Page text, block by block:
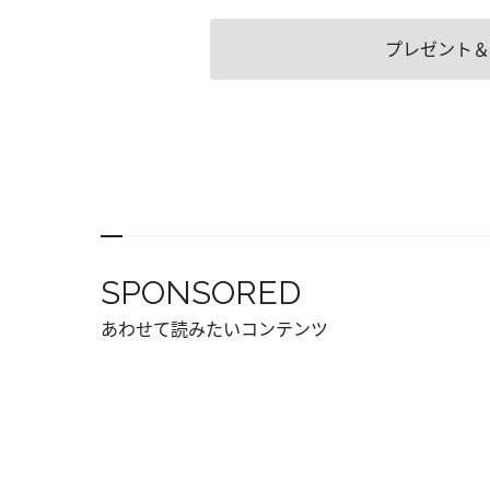
プレゼント
SPONSORED
あわせて読みたいコンテンツ